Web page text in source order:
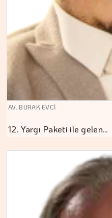
AV. BURAK EVCİ
12. Yargı Paketi ile gelen…